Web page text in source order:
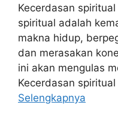
Kecerdasan
spiritual adalah
makna hidup,
dan merasakan
ini akan mengulas
Kecerdasan
Selengkapnya